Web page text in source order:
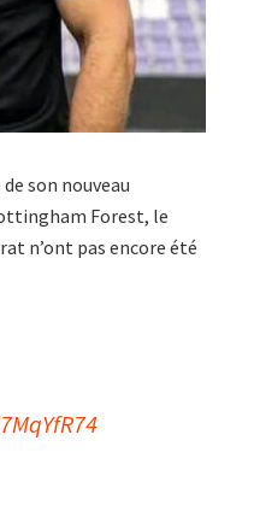
son nouveau
Forest, le
n’ont pas encore été